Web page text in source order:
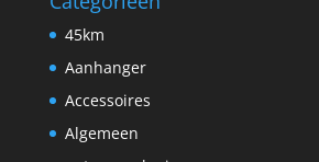
45km
Aanhanger
Accessoires
Algemeen